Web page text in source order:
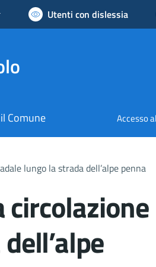
attiva: Utenti con dislessia
Comune Accesso
lungo la strada dell’alpe penna
circolazione